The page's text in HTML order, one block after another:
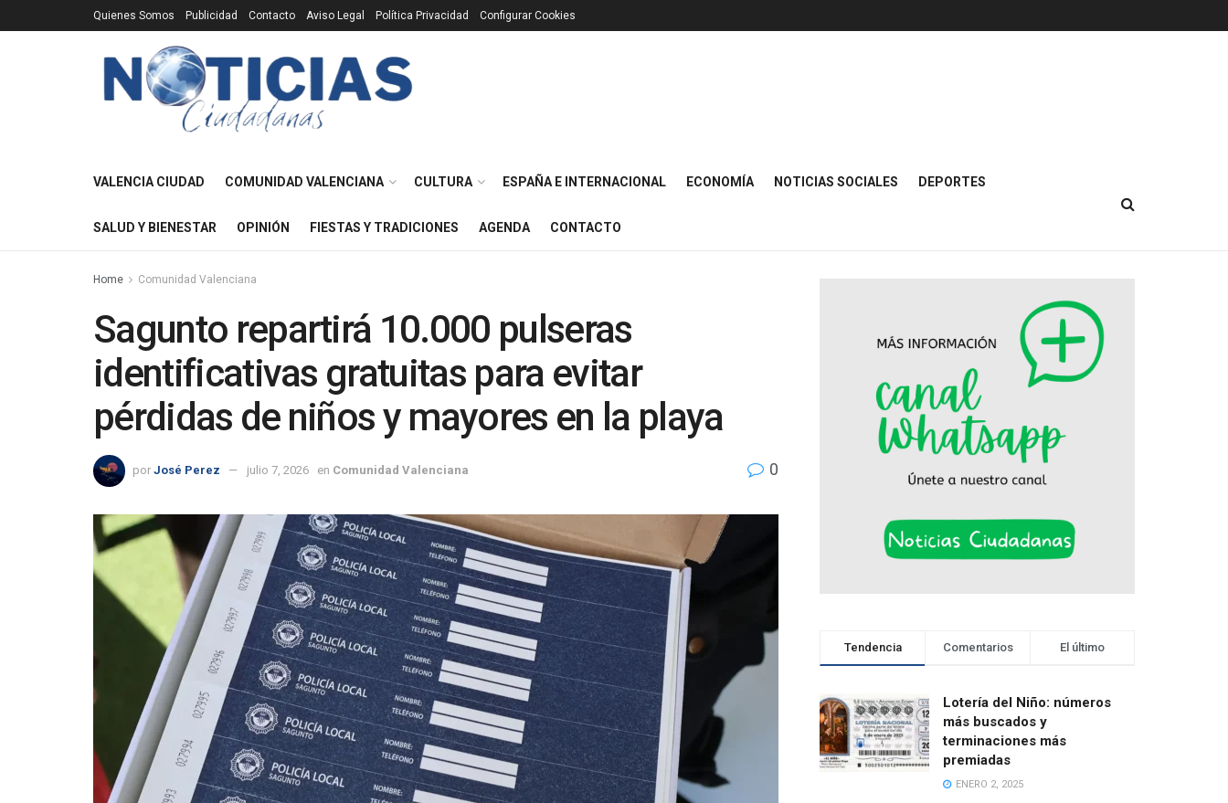
Quienes Somos Publicidad Contacto Aviso Legal Política Privacidad Configurar Cookies
VALENCIA CIUDAD COMUNIDAD VALENCIANA CULTURA ESPAÑA E INTERNACIONAL ECONOMÍA NOTICIAS SOCIALES DEPORTES
SALUD Y BIENESTAR OPINIÓN FIESTAS Y TRADICIONES AGENDA CONTACTO
Home Comunidad Valenciana
Sagunto repartirá 10.000 pulseras
identificativas gratuitas para evitar
pérdidas de niños y mayores en la playa
por José Perez julio 7, 2026 en Comunidad Valenciana 0
Tendencia Comentarios El último
Lotería del Niño: números
más buscados y
terminaciones más
premiadas
ENERO 2, 2025